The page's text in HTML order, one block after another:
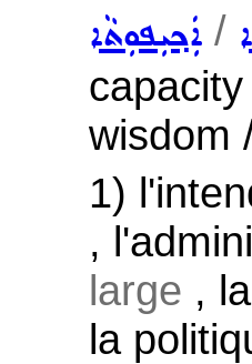
ܐܲܟ݂ܝܼܦܘܼܬܵܐ /
wisdom
1)
,
large ,
la